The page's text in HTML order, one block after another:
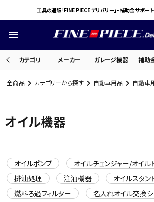
工具の通販「FINE PIECE デリバリー」- 補助金サポー
menu
カテゴリ メーカー ガレージ機器 補助
meeting_room ログイン person 会員登録
全商品 カテゴリーから探す 自動車用品 自動車
オイル機器
オイルポンプ
オイルチェンジャー/オイル
排油処理
注油機器
オイルスタン
燃料ろ過フィルター
名入れオイル交換